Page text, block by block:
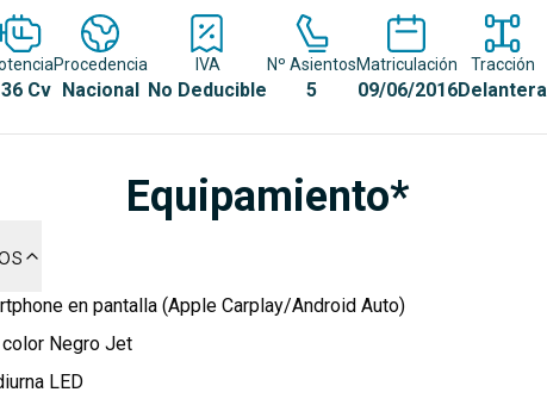
Cv
Procedencia
Nacional
IVA
No Deducible
Nº Asientos
5
Matriculación
09/06/2016
Tracción
Delantera
Equipamiento*
en pantalla (Apple Carplay/Android Auto)
Negro Jet
LED